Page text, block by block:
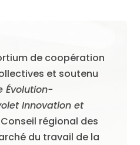
de coopération
et soutenu
Évolution-
Innovation et
régional des
du travail de la